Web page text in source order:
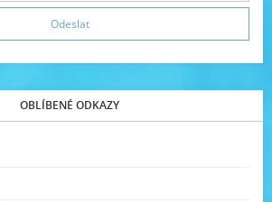
OBLÍBENÉ ODKAZY